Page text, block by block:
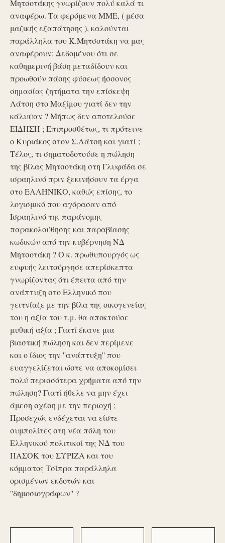
Μητσοτάκης γνωρίζουν πολύ καλά τι
αναφέρω. Τα φερόμενα ΜΜΕ, ( μέσα
μαζικής εξαπάτησης ), καλούνται
παράλληλα του Κ.Μητσοτάκη να μας
αναφέρουν: Δεδομένου ότι σε
καθημερινή βάση μεταδίδουν και
προωθούν πάσης φύσεως ήσσονος
σημασίας ζητήματα την επίσκεψη
Λάτση στο Μαξίμου γιατί δεν την
κάλυψαν ? Μήπως δεν αποτελούσε
ΕΙΔΗΣΗ ; Επιπροσθέτως, τι πρότεινε
ο Κυριάκος στον Σ.Λάτση και γιατί ;
Τέλος, τι σηματοδοτούσε η πώληση
της βίλας Μητσοτάκη στη Γλυφάδα σε
ισραηλινό πριν ξεκινήσουν τα έργα
στο ΕΛΛΗΝΙΚΟ, καθώς επίσης, το
λογισμικό που αγόρασαν από
Ισραηλινό της παράνομης
παρακολούθησης και παραβίασης
κωδικών από την κυβέρνηση ΝΔ
Μητσοτάκη ? Ο κ. πρωθυπουργός ως
ευφυής λειτούργησε απερίσκεπτα
γνωρίζοντας ότι έπειτα από την
ανάπτυξη στο Ελληνικό που
γειτνίαζε με την βίλα της οικογενείας
του η αξία του τ.μ. θα αποκτούσε
μυθική αξία ; Γιατί έκανε μια
βιαστική πώληση και δεν περίμενε
και ο ίδιος την ''ανάπτυξη'' που
ευαγγελίζεται ώστε να αποκομίσει
πολύ περισσότερα χρήματα από την
πώληση? Γιατί ήθελε να μην έχει
άμεση σχέση με την περιοχή ;
Προσεχώς ενδέχεται να είστε
συμπολίτες στη νέα πόλη του
Ελληνικού πολιτικοί της ΝΔ του
ΠΑΣΟΚ του ΣΥΡΙΖΑ και του
κόμματος Τσίπρα παράλληλα
ορισμένων εκδοτών και
''δημοσιογράφων'' ?